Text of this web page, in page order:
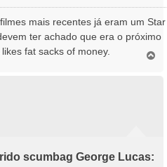
mais recentes já eram um Star
ter achado que era o próximo
fat sacks of money.
scumbag George Lucas: